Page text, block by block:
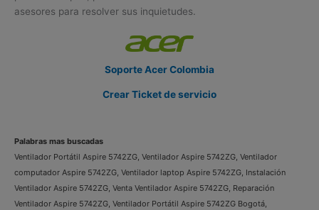
asesores para resolver sus inquietudes.
Soporte Acer Colombia
Crear Ticket de servicio
Palabras mas buscadas
Ventilador Portátil Aspire 5742ZG, Ventilador Aspire 5742ZG, Ventilador
computador Aspire 5742ZG, Ventilador laptop Aspire 5742ZG, Instalación
Ventilador Aspire 5742ZG, Venta Ventilador Aspire 5742ZG, Reparación
Ventilador Aspire 5742ZG, Ventilador Portátil Aspire 5742ZG Bogotá,